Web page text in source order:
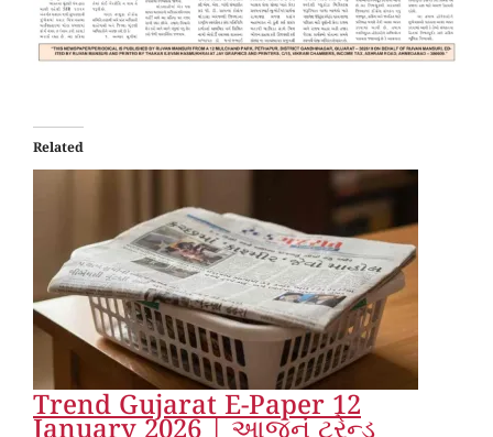
Related
Trend Gujarat E-Paper 12